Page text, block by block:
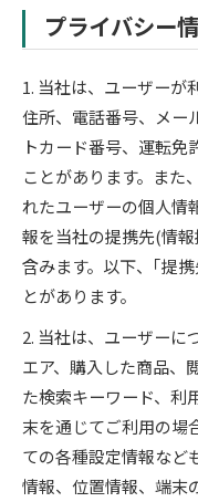
プライバシー
1. 当社は、ユーザーが
住所、電話番号、メー
トカード番号、運転免
ことがあります。また
れたユーザーの個人情
報を当社の提携先(情
含みます。以下、｢提
とがあります。
2. 当社は、ユーザーに
エア、購入した商品、
た検索キーワード、利
末を通じてご利用の場
ての各種設定情報など
情報、位置情報、端末